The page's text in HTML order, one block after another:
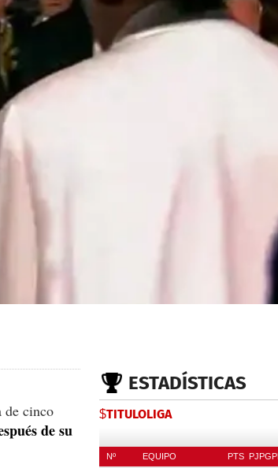
de cinco
de su
ESTADÍSTICAS
$TITULOLIGA